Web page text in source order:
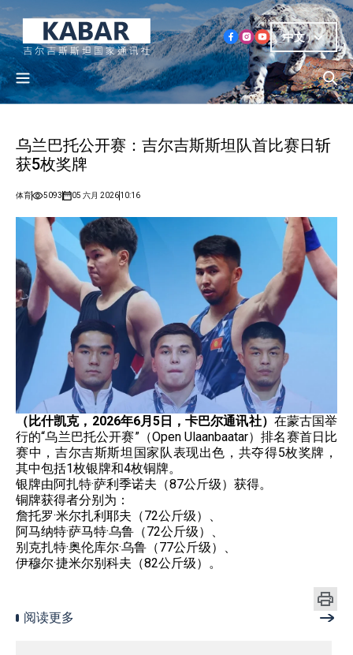
中文
乌兰巴托公开赛：吉尔吉斯斯坦队首比赛日斩
获5枚奖牌
体育 5093 05 六月 202610:16
（比什凯克，2026年6月5日，卡巴尔通讯社） 在蒙古国举
行的“乌兰巴托公开赛”（Open Ulaanbaatar）排名赛首日比
赛中，吉尔吉斯斯坦国家队表现出色，共夺得5枚奖牌，
其中包括1枚银牌和4枚铜牌。
银牌由阿扎特·萨利季诺夫（87公斤级）获得。
铜牌获得者分别为：
詹托罗·米尔扎利耶夫（72公斤级）、
阿马纳特·萨马特·乌鲁（72公斤级）、
别克扎特·奥伦库尔·乌鲁（77公斤级）、
伊穆尔·捷米尔别科夫（82公斤级）。
阅读更多